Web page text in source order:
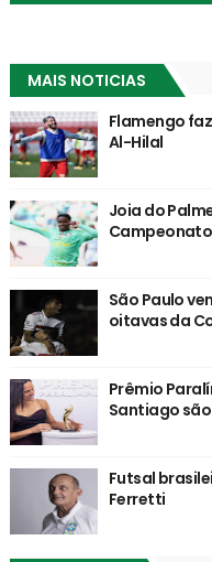
MAIS NOTICIAS
Flamengo
Al-Hilal
Joia do
São Paulo
oitavas da
Prêmio
Santiago
Futsal
Ferretti